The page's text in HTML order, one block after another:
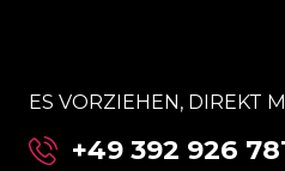
ES VORZIEHEN, DIREKT
+49 392 926